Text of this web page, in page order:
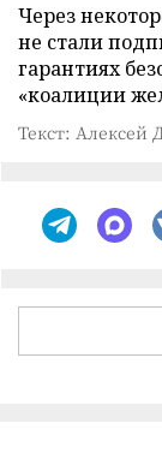
Через
не стали
гарантиях
«коалиции
Текст: Алексей